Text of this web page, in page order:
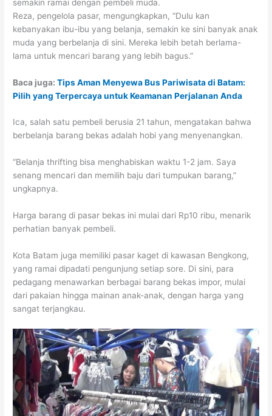
semakin ramai dengan pembeli muda.
Reza, pengelola pasar, mengungkapkan, “Dulu kan
kebanyakan ibu-ibu yang belanja, semakin ke sini banyak anak
muda yang berbelanja di sini. Mereka lebih betah berlama-
lama untuk mencari barang yang lebih bagus.”
Baca juga:Tips Aman Menyewa Bus Pariwisata di Batam:
Pilih yang Terpercaya untuk Keamanan Perjalanan Anda
Ica, salah satu pembeli berusia 21 tahun, mengatakan bahwa
berbelanja barang bekas adalah hobi yang menyenangkan.
“Belanja thrifting bisa menghabiskan waktu 1-2 jam. Saya
senang mencari dan memilih baju dari tumpukan barang,”
ungkapnya.
Harga barang di pasar bekas ini mulai dari Rp10 ribu, menarik
perhatian banyak pembeli.
Kota Batam juga memiliki pasar kaget di kawasan Bengkong,
yang ramai dipadati pengunjung setiap sore. Di sini, para
pedagang menawarkan berbagai barang bekas impor, mulai
dari pakaian hingga mainan anak-anak, dengan harga yang
sangat terjangkau.